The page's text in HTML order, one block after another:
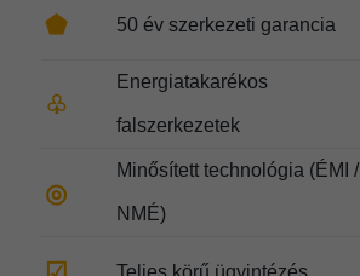
⬟ 50 év szerkezeti garancia
♧
Energiatakarékos
falszerkezetek
◎
Minősített technológia (ÉMI /
NMÉ)
Teljes körű ügyintézés